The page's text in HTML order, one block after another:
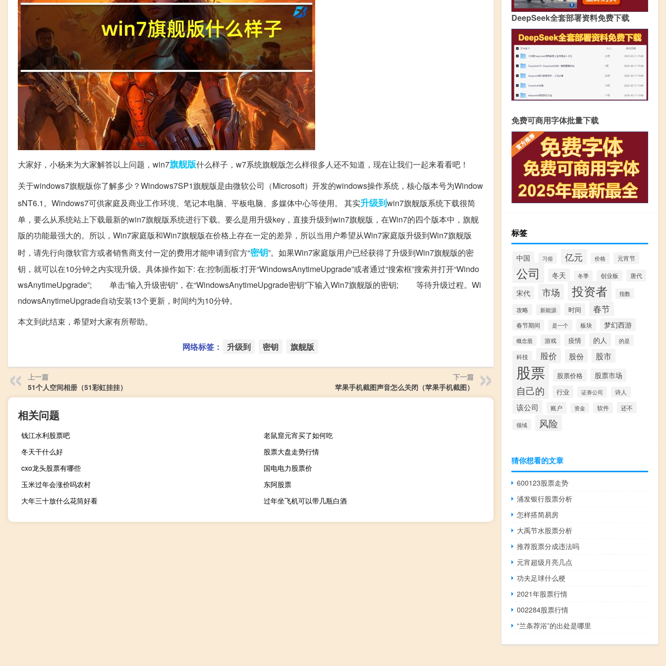
大家好，小杨来为大家解答以上问题，win7旗舰版什么样子，w7系统旗舰版怎么样很多人还不知道，现在让我们一起来看看吧！
关于windows7旗舰版你了解多少？Windows7SP1旗舰版是由微软公司（Microsoft）开发的windows操作系统，核心版本号为Window
sNT6.1。Windows7可供家庭及商业工作环境、笔记本电脑、平板电脑、多媒体中心等使用。 其实升级到win7旗舰版系统下载很简
单，要么从系统站上下载最新的win7旗舰版系统进行下载。要么是用升级key，直接升级到win7旗舰版，在Win7的四个版本中，旗舰
版的功能最强大的。所以，Win7家庭版和Win7旗舰版在价格上存在一定的差异，所以当用户希望从Win7家庭版升级到Win7旗舰版
时，请先行向微软官方或者销售商支付一定的费用才能申请到官方“密钥”。如果Win7家庭版用户已经获得了升级到Win7旗舰版的密
钥，就可以在10分钟之内实现升级。具体操作如下: 在:控制面板:打开“WindowsAnytimeUpgrade”或者通过“搜索框”搜索并打开“Windo
wsAnytimeUpgrade”; 单击“输入升级密钥”，在“WindowsAnytimeUpgrade密钥”下输入Win7旗舰版的密钥; 等待升级过程。Wi
ndowsAnytimeUpgrade自动安装13个更新，时间约为10分钟。
本文到此结束，希望对大家有所帮助。
网络标签： 升级到 密钥 旗舰版
上一篇
51个人空间相册（51彩虹挂挂）
下一篇
苹果手机截图声音怎么关闭（苹果手机截图）
相关问题
钱江水利股票吧
老鼠窟元宵买了如何吃
冬天干什么好
股票大盘走势行情
cxo龙头股票有哪些
国电电力股票价
玉米过年会涨价吗农村
东阿股票
大年三十放什么花筒好看
过年坐飞机可以带几瓶白酒
DeepSeek全套部署资料免费下载
免费可商用字体批量下载
标签
中国 习俗 亿元 价格 元宵节
公司 冬天 冬季 创业板 唐代
宋代 市场 投资者 指数
攻略 新能源 时间 春节
春节期间 是一个 板块 梦幻西游
概念股 游戏 疫情 的人 的是
科技 股价 股份 股市
股票 股票价格 股票市场
自己的 行业 证券公司 诗人
该公司 账户 资金 软件 还不
领域 风险
猜你想看的文章
600123股票走势
浦发银行股票分析
怎样搭简易房
大禹节水股票分析
推荐股票分成违法吗
元宵超级月亮几点
功夫足球什么梗
2021年股票行情
002284股票行情
“兰条荐浴”的出处是哪里